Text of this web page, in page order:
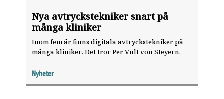
Nya avtryckstekniker snart på
många kliniker
Inom fem år finns digitala avtryckstekniker på
många kliniker. Det tror Per Vult von Steyern.
Nyheter